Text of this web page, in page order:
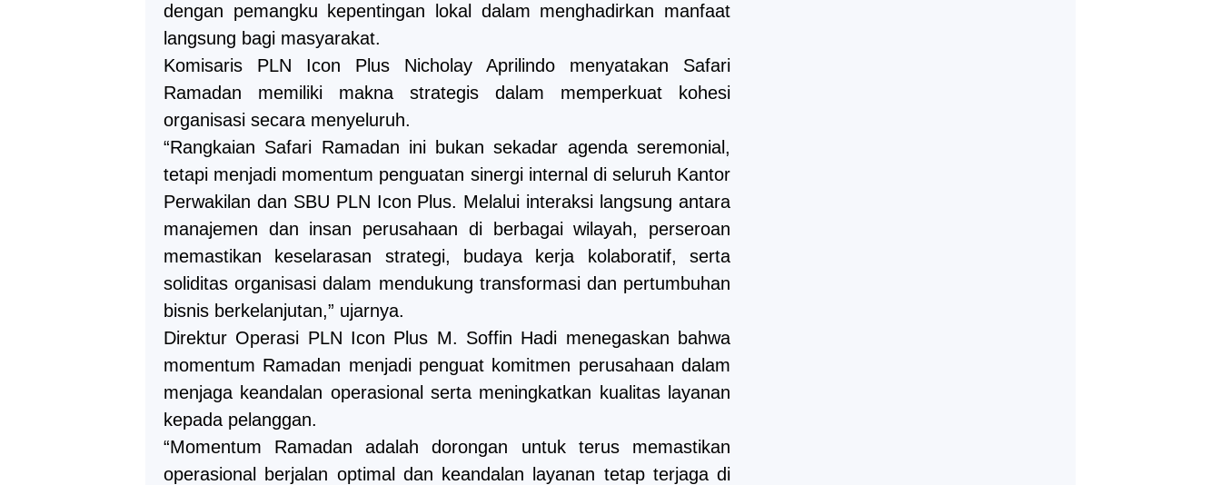
dengan pemangku kepentingan lokal dalam menghadirkan manfaat
langsung bagi masyarakat.
Komisaris PLN Icon Plus Nicholay Aprilindo menyatakan Safari
Ramadan memiliki makna strategis dalam memperkuat kohesi
organisasi secara menyeluruh.
“Rangkaian Safari Ramadan ini bukan sekadar agenda seremonial,
tetapi menjadi momentum penguatan sinergi internal di seluruh Kantor
Perwakilan dan SBU PLN Icon Plus. Melalui interaksi langsung antara
manajemen dan insan perusahaan di berbagai wilayah, perseroan
memastikan keselarasan strategi, budaya kerja kolaboratif, serta
soliditas organisasi dalam mendukung transformasi dan pertumbuhan
bisnis berkelanjutan,” ujarnya.
Direktur Operasi PLN Icon Plus M. Soffin Hadi menegaskan bahwa
momentum Ramadan menjadi penguat komitmen perusahaan dalam
menjaga keandalan operasional serta meningkatkan kualitas layanan
kepada pelanggan.
“Momentum Ramadan adalah dorongan untuk terus memastikan
operasional berjalan optimal dan keandalan layanan tetap terjaga di